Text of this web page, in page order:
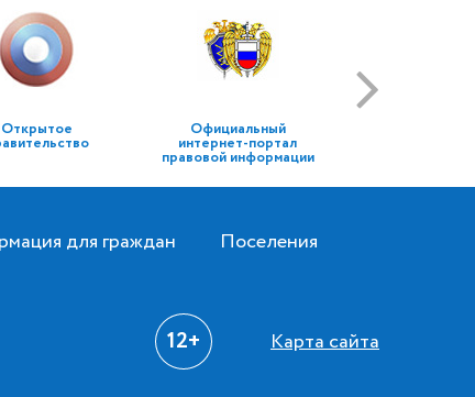
Открытое Официальный
интернет-портал
правовой информации
для граждан Поселения
12+ Карта сайта